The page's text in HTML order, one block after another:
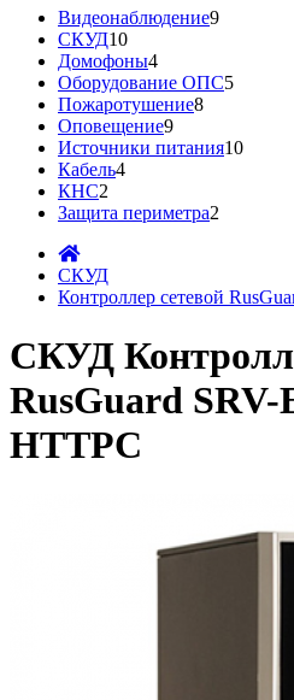
Видеонаблюдение9
СКУД10
Домофоны4
Оборудование ОПС5
Пожаротушение8
Оповещение9
Источники питания10
Кабель4
КНС2
Защита периметра2
СКУД
Контроллер сетевой
СКУД
RusGuard SRV-
HTTPC